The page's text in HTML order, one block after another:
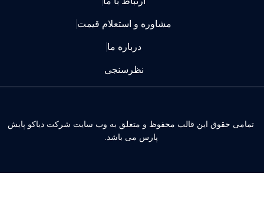
مشاوره و استعلام قیمت
درباره ما
نظرسنجی
حقوق این قالب محفوظ و متعلق به وب سایت شرکت دیاکو پایش
پارس می باشد.